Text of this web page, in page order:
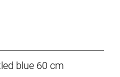
F4-28
130 kg
blue 60 cm